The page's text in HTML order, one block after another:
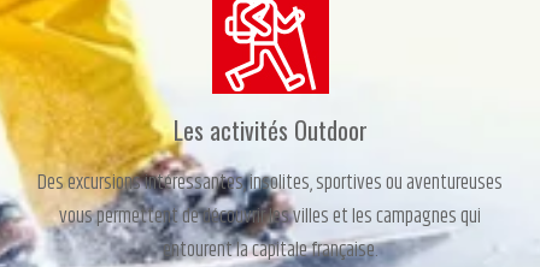
Les activités Outdoor
Des excursions intéressantes, insolites, sportives ou aventureuses
vous permettent de découvrir les villes et les campagnes qui
entourent la capitale française.